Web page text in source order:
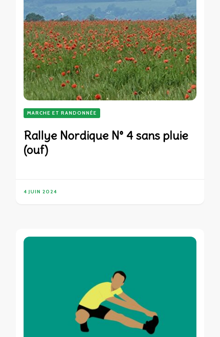
MARCHE ET RANDONNÉE
Rallye Nordique N° 4 sans pluie
(ouf)
4 JUIN 2024